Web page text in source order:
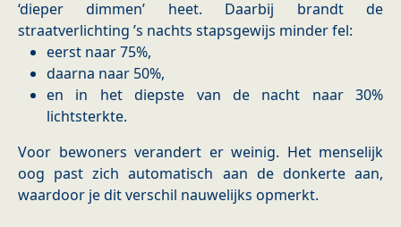
‘dieper dimmen’ heet. Daarbij brandt de
straatverlichting ’s nachts stapsgewijs minder fel:
eerst naar 75%,
daarna naar 50%,
en in het diepste van de nacht naar 30%
lichtsterkte.
Voor bewoners verandert er weinig. Het menselijk
oog past zich automatisch aan de donkerte aan,
waardoor je dit verschil nauwelijks opmerkt.